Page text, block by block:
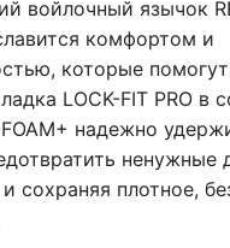
войлочный язычок
комфортом и
которые
LOCK-FIT PRO в
надежно
ненужные
сохраняя плотное,